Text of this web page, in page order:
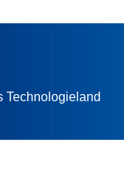
Technologieland